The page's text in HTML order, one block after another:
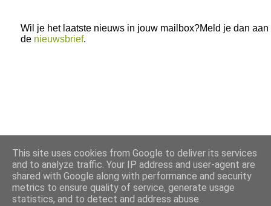
Wil je het laatste nieuws in jouw mailbox?Meld je dan aan
de nieuwsbrief.
This site uses cookies from Google to deliver its services
and to analyze traffic. Your IP address and user-agent are
shared with Google along with performance and security
metrics to ensure quality of service, generate usage
statistics, and to detect and address abuse.